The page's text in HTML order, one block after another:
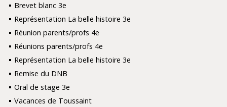
Brevet blanc 3e
Représentation La belle histoire 3e
Réunion parents/profs 4e
Réunions parents/profs 4e
Représentation La belle histoire 3e
Remise du DNB
Oral de stage 3e
Vacances de Toussaint